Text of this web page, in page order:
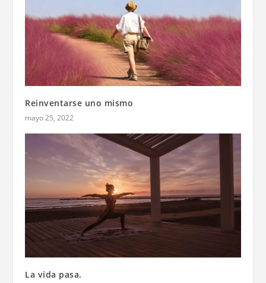
Reinventarse uno mismo
mayo 25, 2022
La vida pasa.